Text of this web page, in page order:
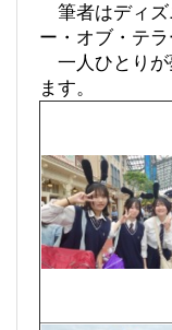
筆者はディズ
ー・オブ・テ
一人ひとりが
ます。